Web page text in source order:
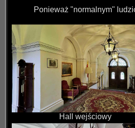
Ponieważ "normalnym"
Hall wejściowy